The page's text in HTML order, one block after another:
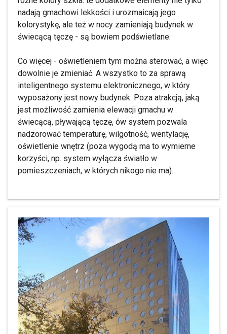
nadają gmachowi lekkości i urozmaicają jego
kolorystykę, ale też w nocy zamieniają budynek w
świecącą tęczę - są bowiem podświetlane.
Co więcej - oświetleniem tym można sterować, a więc
dowolnie je zmieniać. A wszystko to za sprawą
inteligentnego systemu elektronicznego, w który
wyposażony jest nowy budynek. Poza atrakcją, jaką
jest możliwość zamienia elewacji gmachu w
świecącą, pływającą tęczę, ów system pozwala
nadzorować temperaturę, wilgotność, wentylację,
oświetlenie wnętrz (poza wygodą ma to wymierne
korzyści, np. system wyłącza światło w
pomieszczeniach, w których nikogo nie ma).